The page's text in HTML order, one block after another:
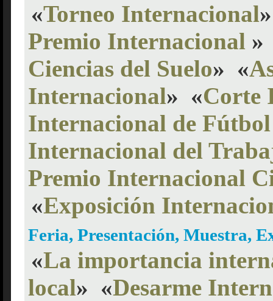
«Torneo Internacional»
Premio Internacional »
Ciencias del Suelo» «
Internacional» «Corte
Internacional de
Internacional del
Premio Internacional
«Exposición
Feria, Presentación, Muestra,
«La importancia
local» «Desarme